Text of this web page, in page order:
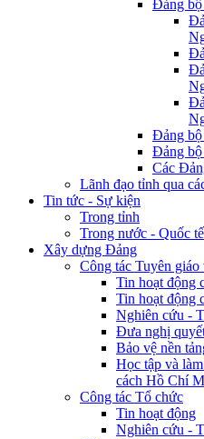
Đảng
Đảng bộ
Đảng bộ
Các
Lãnh đạo tỉnh qua
Tin tức - Sự kiện
Trong tỉnh
Trong nước - Quốc tế
Xây dựng Đảng
Công tác Tuyên giáo
Tin hoạt động
Tin hoạt động
Nghiên cứu -
Đưa nghị
Bảo vệ nền
Học tập và
cách Hồ Chí
Công tác Tổ chức
Tin hoạt động
Nghiên cứu -